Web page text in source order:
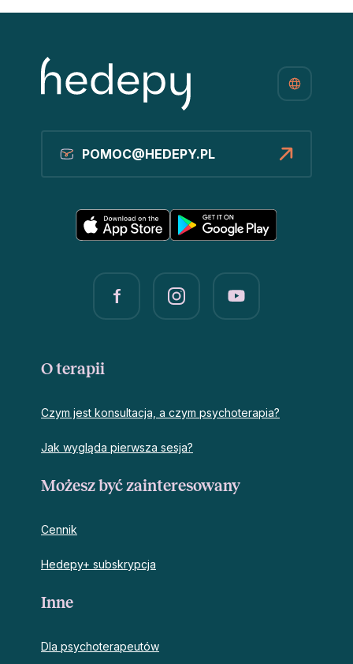
POMOC@HEDEPY.PL
O terapii
Czym jest konsultacja, a czym psychoterapia?
Jak wygląda pierwsza sesja?
Możesz być zainteresowany
Cennik
Hedepy+ subskrypcja
Inne
Dla psychoterapeutów